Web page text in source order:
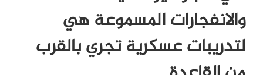
والانفجارات المسموعة هي
لتدريبات عسكرية تجري بالقرب